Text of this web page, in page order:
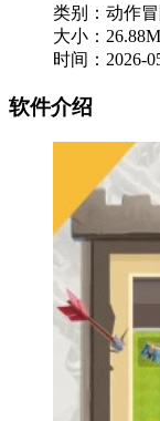
类别：动作
大小：
时间：2026-
软件介绍